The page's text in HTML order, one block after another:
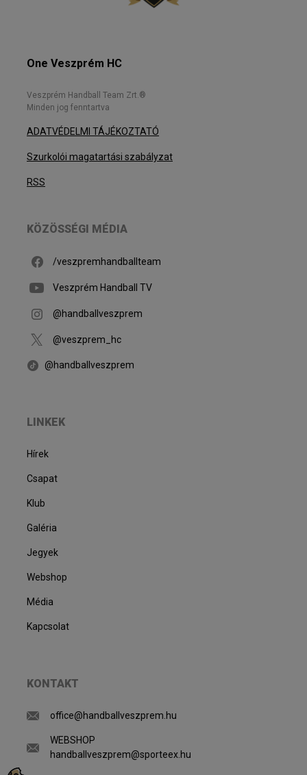
One Veszprém HC
Veszprém Handball Team Zrt.®
Minden jog fenntartva
ADATVÉDELMI TÁJÉKOZTATÓ
Szurkolói magatartási szabályzat
RSS
KÖZÖSSÉGI MÉDIA
/veszpremhandballteam
Veszprém Handball TV
@handballveszprem
@veszprem_hc
@handballveszprem
LINKEK
Hírek
Csapat
Klub
Galéria
Jegyek
Webshop
Média
Kapcsolat
KONTAKT
office@handballveszprem.hu
WEBSHOP
handballveszprem@sporteex.hu